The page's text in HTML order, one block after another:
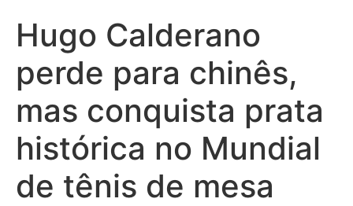
Hugo Calderano
perde para chinês,
mas conquista prata
histórica no Mundial
de tênis de mesa